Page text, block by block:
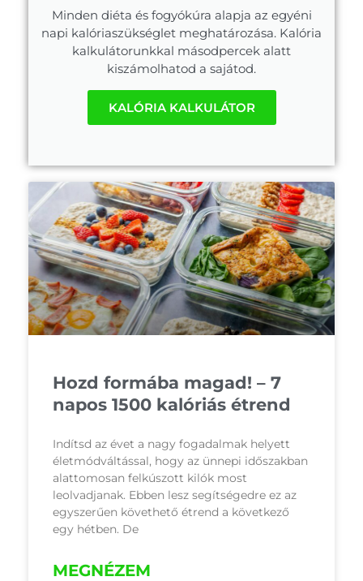
Minden diéta és fogyókúra alapja az egyéni
napi kalóriaszükséglet meghatározása. Kalória
kalkulátorunkkal másodpercek alatt
kiszámolhatod a sajátod.
KALÓRIA KALKULÁTOR
Hozd formába magad! – 7
napos 1500 kalóriás étrend
Indítsd az évet a nagy fogadalmak helyett
életmódváltással, hogy az ünnepi időszakban
alattomosan felkúszott kilók most
leolvadjanak. Ebben lesz segítségedre ez az
egyszerűen követhető étrend a következő
egy hétben. De
MEGNÉZEM